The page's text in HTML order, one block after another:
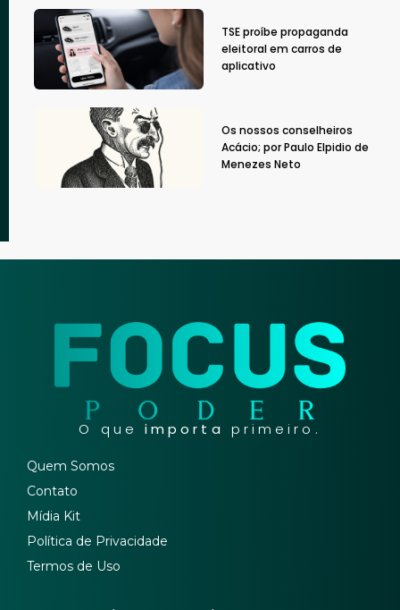
TSE proíbe propaganda
eleitoral em carros de
aplicativo
Os nossos conselheiros
Acácio; por Paulo Elpidio de
Menezes Neto
O que importa primeiro.
Quem Somos
Contato
Mídia Kit
Política de Privacidade
Termos de Uso